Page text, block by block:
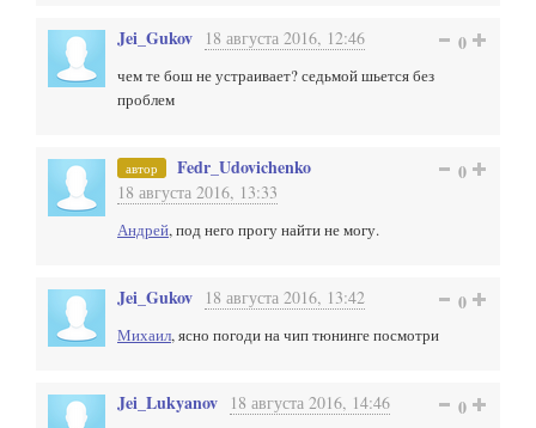
Jei_Gukov 18 августа 2016, 12:46 0
чем те бош не устраивает? седьмой шьется без
проблем
автор Fedr_Udovichenko
18 августа 2016, 13:33
0
Андрей, под него прогу найти не могу.
Jei_Gukov 18 августа 2016, 13:42 0
Михаил, ясно погоди на чип тюнинге посмотри
Jei_Lukyanov 18 августа 2016, 14:46 0